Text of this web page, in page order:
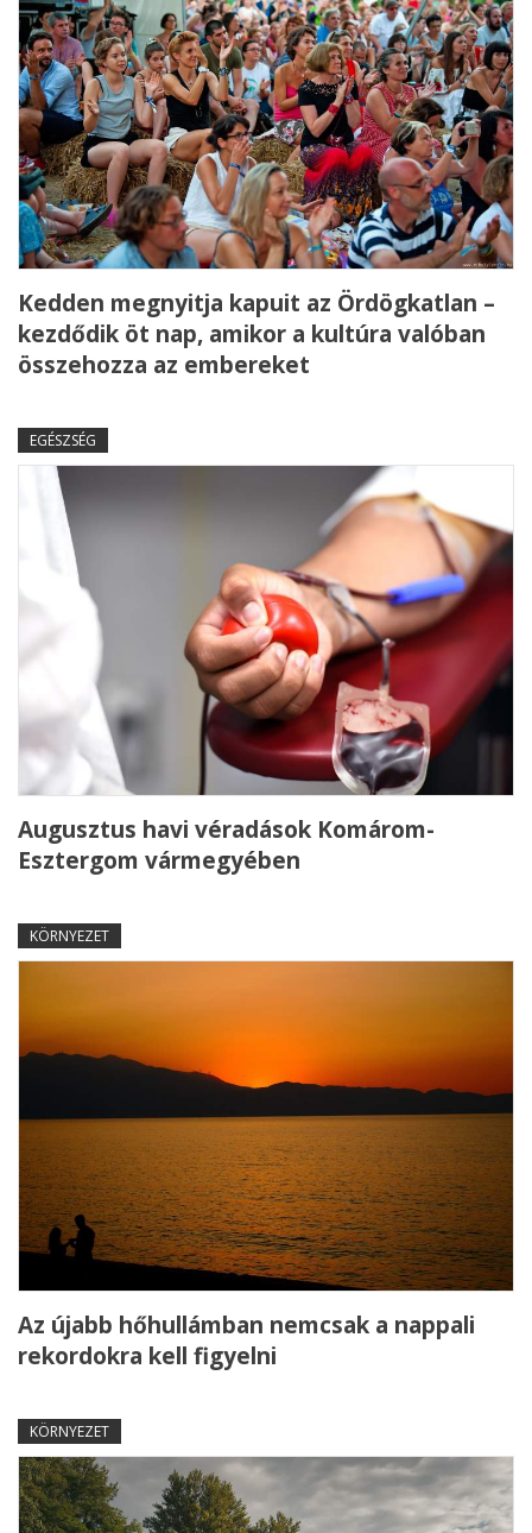
Kedden megnyitja kapuit az Ördögkatlan –
kezdődik öt nap, amikor a kultúra valóban
összehozza az embereket
EGÉSZSÉG
Augusztus havi véradások Komárom-
Esztergom vármegyében
KÖRNYEZET
Az újabb hőhullámban nemcsak a nappali
rekordokra kell figyelni
KÖRNYEZET